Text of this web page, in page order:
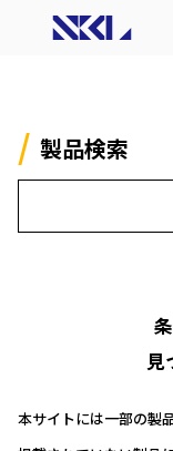
製品検索
見
本サイトには一部の製